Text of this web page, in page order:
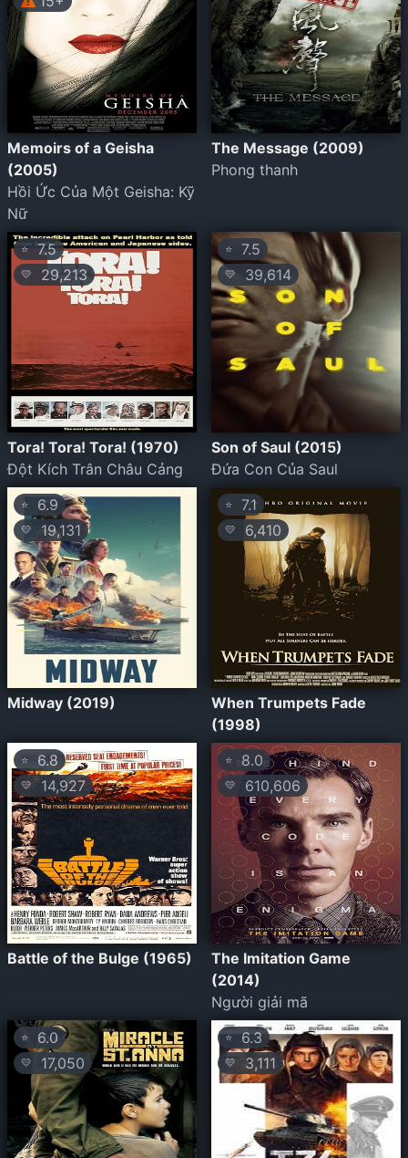
Memoirs of a Geisha
(2005)
Hồi Ức Của Một Geisha: Kỹ
Nữ
The Message (2009)
Phong thanh
⭐7.5
💛 29,213
Tora! Tora! Tora! (1970)
Đột Kích Trân Châu Cảng
⭐ 7.5
💛 39,614
Son of Saul (2015)
Đứa Con Của Saul
⭐ 6.9
💛 19,131
Midway (2019)
⭐ 7.1
💛 6,410
When Trumpets Fade
(1998)
⭐ 6.8
💛 14,927
Battle of the Bulge (1965)
⭐ 8.0
💛 610,606
The Imitation Game
(2014)
Người giải mã
⭐ 6.0
💛 17,050
⭐6.3
💛 3,111